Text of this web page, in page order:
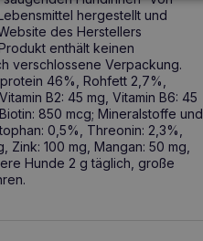
hergestellt und
des Herstellers
enthält keinen
verschlossene Verpackung.
46%, Rohfett 2,7%,
B2: 45 mg, Vitamin B6: 45
850 mcg; Mineralstoffe und
0,5%, Threonin: 2,3%,
Zink: 100 mg, Mangan: 50 mg,
Hunde 2 g täglich, große